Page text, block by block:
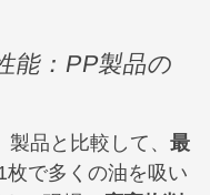
能：PP製品の
品と比較して、 最
枚で多くの油を吸い